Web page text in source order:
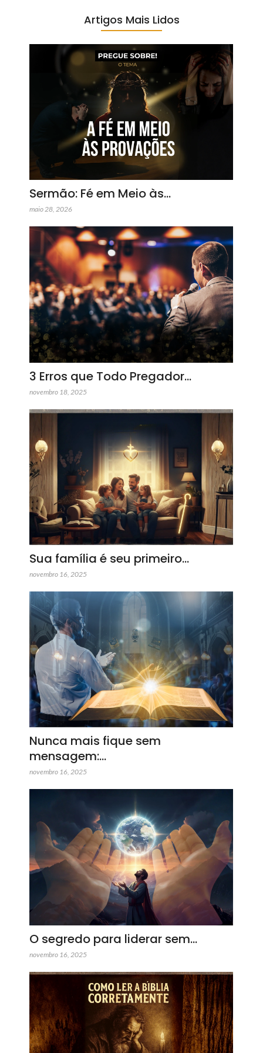
Artigos Mais Lidos
Sermão: Fé em Meio às…
maio 28, 2026
3 Erros que Todo Pregador…
novembro 18, 2025
Sua família é seu primeiro…
novembro 16, 2025
Nunca mais fique sem
mensagem:…
novembro 16, 2025
O segredo para liderar sem…
novembro 16, 2025